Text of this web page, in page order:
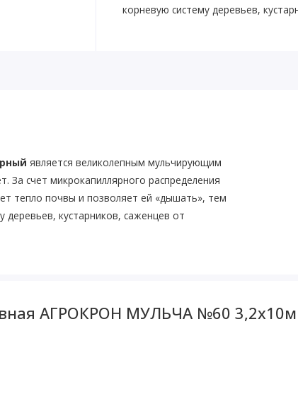
корневую систему деревьев,
является великолепным мульчирующим
За счет микрокапиллярного распределения
тепло почвы и позволяет ей «дышать», тем
кустарников, саженцев от
АГРОКРОН МУЛЬЧА №60